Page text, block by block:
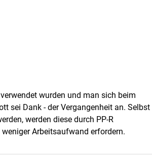
wurden und man sich beim
sei Dank - der Vergangenheit an. Selbst
werden diese durch PP-R
Arbeitsaufwand erfordern.